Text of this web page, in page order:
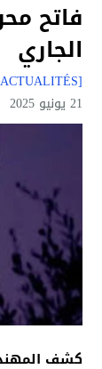
الجاري
[TOUTES LES ACTUALITÉS]
21 يونيو 2025
كشف